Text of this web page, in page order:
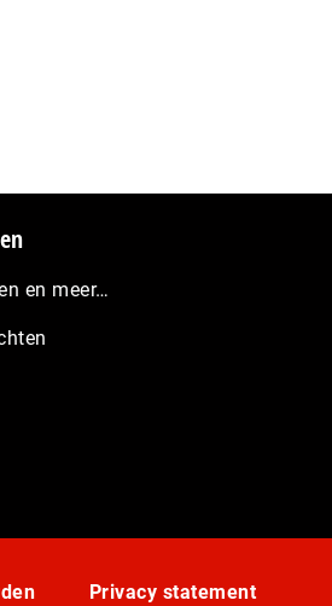
en meer…
Privacy statement